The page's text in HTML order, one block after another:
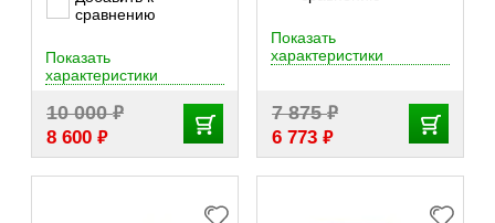
сравнению
10 000₽
8 600 ₽
Показать
характеристики
7 875₽
6 773 ₽
Показать
характеристики